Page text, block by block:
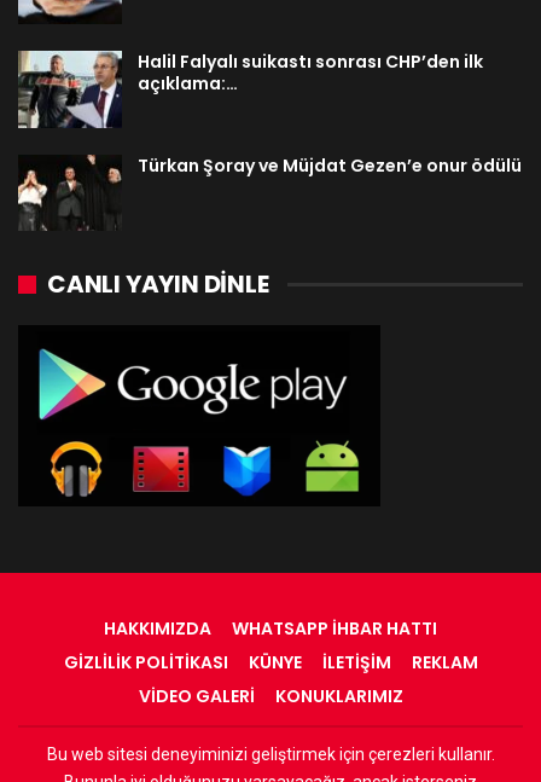
Halil Falyalı suikastı sonrası CHP’den ilk
açıklama:…
Türkan Şoray ve Müjdat Gezen’e onur ödülü
CANLI YAYIN DINLE
HAKKIMIZDA
WHATSAPP İHBAR HATTI
GIZLILIK POLITIKASI
KÜNYE İLETIŞIM
REKLAM
VIDEO GALERI
KONUKLARIMIZ
© 2022 - RadyOrinal - Tüm Hakları Saklıdır
Bu web sitesi deneyiminizi geliştirmek için çerezleri kullanır.